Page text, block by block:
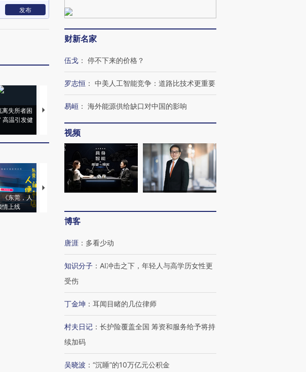
发布
失所者困
高温引发健
视线｜HYROX的吸金
心“花钱找虐”？
马航飞行员跨国走私7万
《东莞，人
情上线
【推广】走进第四届链博
【商旅对话】华住集团
财新名家
伍戈 ： 停不下来的价格？
罗志恒 ： 中美人工智能竞争：道路比技术更重要
易峘 ： 海外能源供给缺口对中国的影响
视频
博客
唐涯 ： 多看少动
知识分子 ： AI冲击之下，年轻人与高学历女性更
受伤
丁金坤 ： 耳闻目睹的几位律师
村夫日记 ： 长护险覆盖全国 筹资和服务给予将持
续加码
吴晓波 ： “沉睡”的10万亿元公积金